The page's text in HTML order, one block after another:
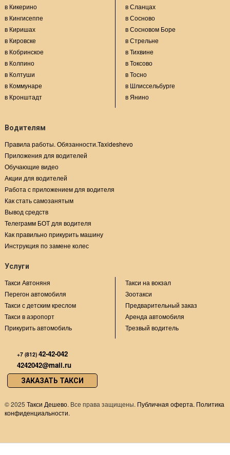
в Кикерино
в Кингисеппе
в Киришах
в Кировске
в Кобринское
в Колпино
в Колтуши
в Коммунаре
в Кронштадт
в Сланцах
в Сосново
в Сосновом Боре
в Стрельне
в Тихвине
в Токсово
в Тосно
в Шлиссельбурге
в Янино
Водителям
Правила работы. Обязанности.Taxideshevo
Приложения для водителей
Обучающие видео
Акции для водителей
Работа с приложением для водителя
Как стать самозанятым
Вывод средств
Телеграмм БОТ для водителя
Как правильно прикурить машину
Инструкция по замене колес
Услуги
Такси Автоняня
Перегон автомобиля
Такси с детским креслом
Такси в аэропорт
Прикурить автомобиль
Такси на вокзал
Зоотакси
Предварительный заказ
Аренда автомобиля
Трезвый водитель
+7 (812) 42-42-042
4242042@mail.ru
ЗАКАЗАТЬ ТАКСИ
©2025 Такси Дешево. Все права защищены. Публичная оферта. Политика
конфиденциальности.